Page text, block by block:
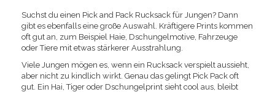
Suchst du einen Pick and Pack Rucksack für Jungen? Dann
gibt es ebenfalls eine große Auswahl. Kräftigere Prints kommen
oft gut an, zum Beispiel Haie, Dschungelmotive, Fahrzeuge
oder Tiere mit etwas stärkerer Ausstrahlung.
Viele Jungen mögen es, wenn ein Rucksack verspielt aussieht,
aber nicht zu kindlich wirkt. Genau das gelingt Pick Pack oft
gut. Ein Hai, Tiger oder Dschungelprint sieht cool aus, bleibt